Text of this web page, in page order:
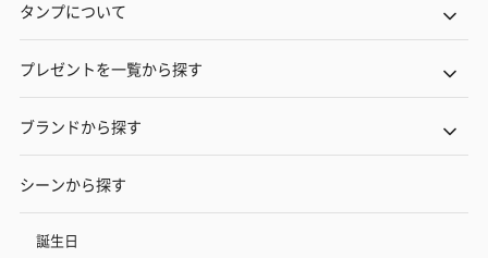
タンプについて
プレゼントを一覧から探す
ブランドから探す
シーンから探す
誕生日